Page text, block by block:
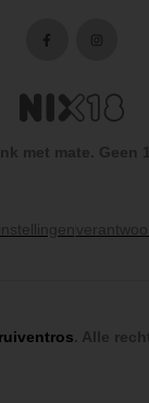
met mate. Geen
. Alle